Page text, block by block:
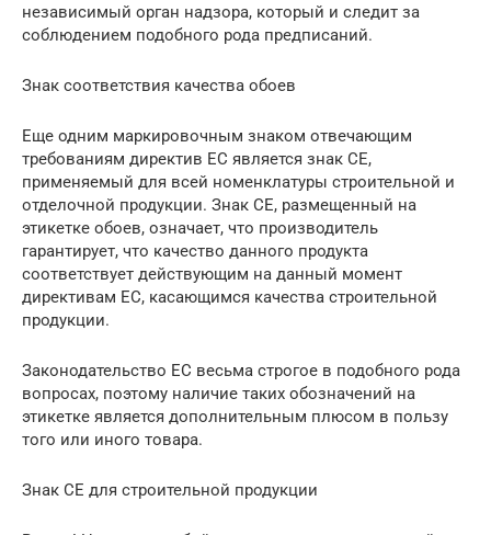
независимый орган надзора, который и следит за
соблюдением подобного рода предписаний.
Знак соответствия качества обоев
Еще одним маркировочным знаком отвечающим
требованиям директив ЕС является знак CE,
применяемый для всей номенклатуры строительной и
отделочной продукции. Знак СЕ, размещенный на
этикетке обоев, означает, что производитель
гарантирует, что качество данного продукта
соответствует действующим на данный момент
директивам ЕС, касающимся качества строительной
продукции.
Законодательство ЕС весьма строгое в подобного рода
вопросах, поэтому наличие таких обозначений на
этикетке является дополнительным плюсом в пользу
того или иного товара.
Знак CE для строительной продукции